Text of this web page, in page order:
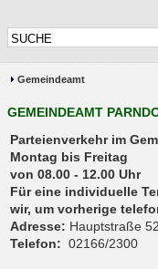
Gemeindeamt
GEMEINDEAMT
Parteienverkehr
Montag bis Freitag
von 08.00 - 12.00 Uhr
Für eine individuelle
wir, um vorherige
Adresse: Hauptstraße
Telefon: 02166/2300